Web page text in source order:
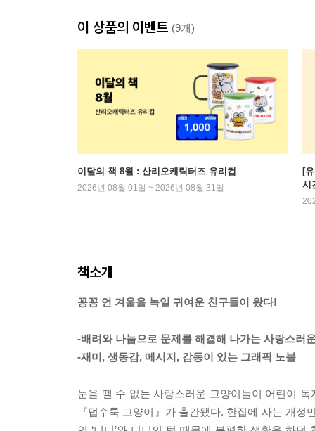
이 상품의 이벤트 (9개)
이달의 책 8월 : 산리오캐릭터즈 유리컵
2026년 08월 01일 ~ 2026년 08월 31일
[
시
책소개
꽁꽁 언 겨울을 녹일 귀여운 친구들이 왔다!
-배려와 나눔으로 문제를 해결해 나가는 사랑스러
-재미, 생동감, 메시지, 감동이 있는 그래픽 노블
눈을 뗄 수 없는 사랑스러운 고양이들이 어린이
『덥수룩 고양이』가 출간됐다. 한집에 사는 개